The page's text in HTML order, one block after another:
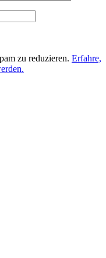
zu reduzieren. Erfahre,